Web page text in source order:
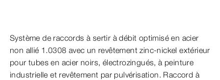
Système de raccords à sertir à débit optimisé en acier
non allié 1.0308 avec un revêtement zinc-​nickel extérieur
pour tubes en acier noirs, électrozingués, à peinture
industrielle et revêtement par pulvérisation. Raccord à